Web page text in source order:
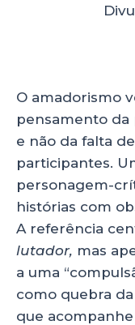
O amadorismo
pensamento
e não da falta
participantes.
personagem-
histórias com
A referência
lutador, mas
a uma
como quebra
que